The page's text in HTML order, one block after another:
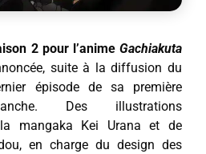
2 pour l’animeGachiakuta
suite à la diffusion du
épisode de sa première
Des illustrations
mangaka Kei Urana et de
en charge du design des